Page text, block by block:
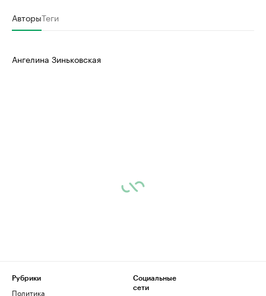
АвторыТеги
Ангелина Зиньковская
Рубрики
Политика
Социальные
сети